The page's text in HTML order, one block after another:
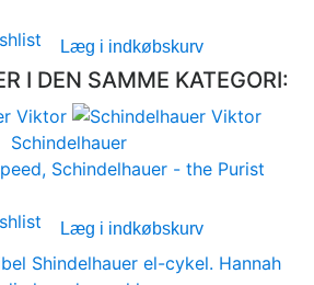
Læg i indkøbskurv
I DEN SAMME KATEGORI:
Schindelhauer
Schindelhauer - the Purist
Læg i indkøbskurv